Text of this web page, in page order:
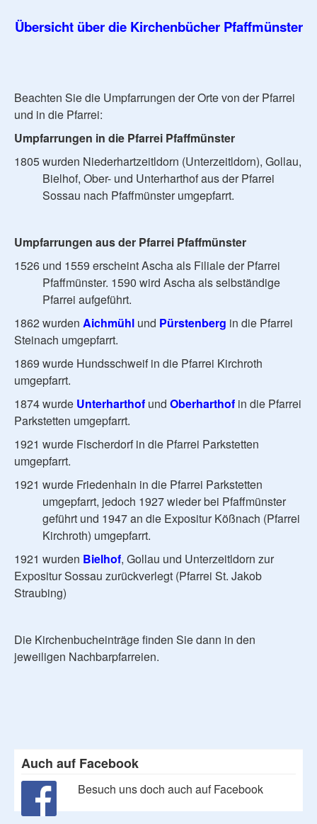
Übersicht über die Kirchenbücher Pfaffmünster
Beachten Sie die Umpfarrungen der Orte von der Pfarrei
und in die Pfarrei:
Umpfarrungen in die Pfarrei Pfaffmünster
1805 wurden Niederhartzeitldorn (Unterzeitldorn), Gollau,
Bielhof, Ober- und Unterharthof aus der Pfarrei
Sossau nach Pfaffmünster umgepfarrt.
Umpfarrungen aus der Pfarrei Pfaffmünster
1526 und 1559 erscheint Ascha als Filiale der Pfarrei
Pfaffmünster. 1590 wird Ascha als selbständige
Pfarrei aufgeführt.
1862 wurden Aichmühl und Pürstenberg in die Pfarrei
Steinach umgepfarrt.
1869 wurde Hundsschweif in die Pfarrei Kirchroth
umgepfarrt.
1874 wurde Unterharthof und Oberharthof in die Pfarrei
Parkstetten umgepfarrt.
1921 wurde Fischerdorf in die Pfarrei Parkstetten
umgepfarrt.
1921 wurde Friedenhain in die Pfarrei Parkstetten
umgepfarrt, jedoch 1927 wieder bei Pfaffmünster
geführt und 1947 an die Expositur Kößnach (Pfarrei
Kirchroth) umgepfarrt.
1921 wurden Bielhof, Gollau und Unterzeitldorn zur
Expositur Sossau zurückverlegt (Pfarrei St. Jakob
Straubing)
Die Kirchenbucheinträge finden Sie dann in den
jeweiligen Nachbarpfarreien.
Auch auf Facebook
Besuch uns doch auch auf Facebook